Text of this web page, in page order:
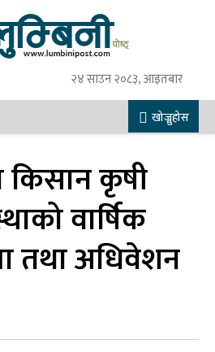
२४ साउन २०८३, आइतबार
खोज्नुहोस
किसान कृषी
वार्षिक
तथा अधिवेशन